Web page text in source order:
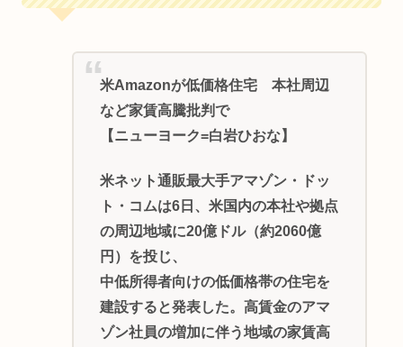
米Amazonが低価格住宅 本社周辺
など家賃高騰批判で
【ニューヨーク=白岩ひおな】
米ネット通販最大手アマゾン・ドッ
ト・コムは6日、米国内の本社や拠点
の周辺地域に20億ドル（約2060億
円）を投じ、
中低所得者向けの低価格帯の住宅を
建設すると発表した。高賃金のアマ
ゾン社員の増加に伴う地域の家賃高